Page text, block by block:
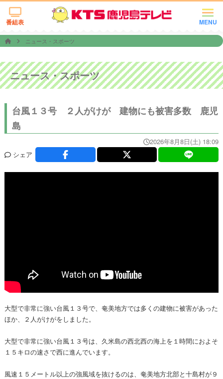
MENU
番組表
ニュース・スポーツ
ニュース・スポーツ
台風１３号 ２人がけが 建物にも被害多数 鹿児
島
2026年8月8日(土) 18:09
シェア
大型で非常に強い台風１３号で、奄美地方では多くの建物に被害があった
ほか、２人がけがをしました。
大型で非常に強い台風１３号は、久米島の西北西の海上を１時間におよそ
１５キロの速さで西に進んでいます。
風速１５メートル以上の強風域を抜けるのは、奄美地方北部と十島村が９